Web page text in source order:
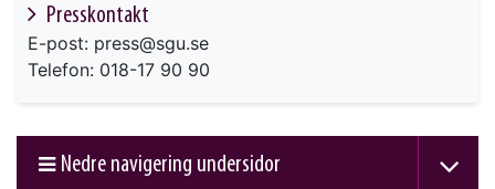
Presskontakt
E-post: press@sgu.se
Telefon: 018-17 90 90
Nedre navigering undersidor